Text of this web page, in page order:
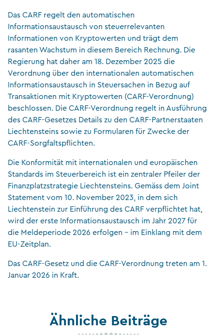
Das CARF regelt den automatischen
Informationsaustausch von steuerrelevanten
Informationen von Kryptowerten und trägt dem
rasanten Wachstum in diesem Bereich Rechnung. Die
Regierung hat daher am 18. Dezember 2025 die
Verordnung über den internationalen automatischen
Informationsaustausch in Steuersachen in Bezug auf
Transaktionen mit Kryptowerten (CARF-Verordnung)
beschlossen. Die CARF-Verordnung regelt in Ausführung
des CARF-Gesetzes Details zu den CARF-Partnerstaaten
Liechtensteins sowie zu Formularen für Zwecke der
CARF-Sorgfaltspflichten.
Die Konformität mit internationalen und europäischen
Standards im Steuerbereich ist ein zentraler Pfeiler der
Finanzplatzstrategie Liechtensteins. Gemäss dem Joint
Statement vom 10. November 2023, in dem sich
Liechtenstein zur Einführung des CARF verpflichtet hat,
wird der erste Informationsaustausch im Jahr 2027 für
die Meldeperiode 2026 erfolgen – im Einklang mit dem
EU-Zeitplan.
Das CARF-Gesetz und die CARF-Verordnung treten am 1.
Januar 2026 in Kraft.
Ähnliche Beiträge